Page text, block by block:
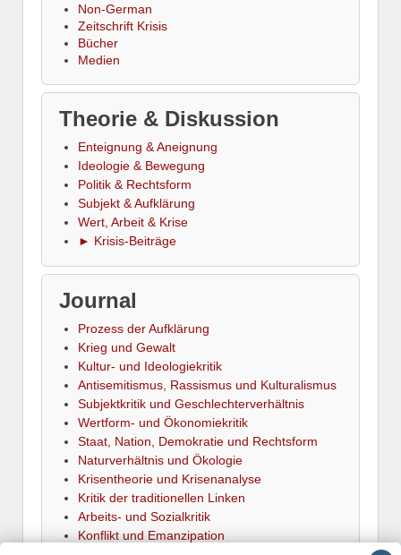
Non-German
Zeitschrift Krisis
Bücher
Medien
Theorie & Diskussion
Enteignung & Aneignung
Ideologie & Bewegung
Politik & Rechtsform
Subjekt & Aufklärung
Wert, Arbeit & Krise
► Krisis-Beiträge
Journal
Prozess der Aufklärung
Krieg und Gewalt
Kultur- und Ideologiekritik
Antisemitismus, Rassismus und Kulturalismus
Subjektkritik und Geschlechterverhältnis
Wertform- und Ökonomiekritik
Staat, Nation, Demokratie und Rechtsform
Naturverhältnis und Ökologie
Krisentheorie und Krisenanalyse
Kritik der traditionellen Linken
Arbeits- und Sozialkritik
Konflikt und Emanzipation